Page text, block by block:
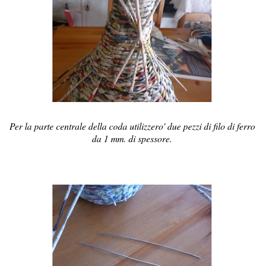
Per la parte centrale della coda utilizzero' due pezzi di filo di ferro
da 1 mm. di spessore.